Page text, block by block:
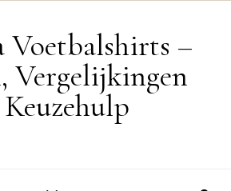
Voetbalshirts –
Vergelijkingen